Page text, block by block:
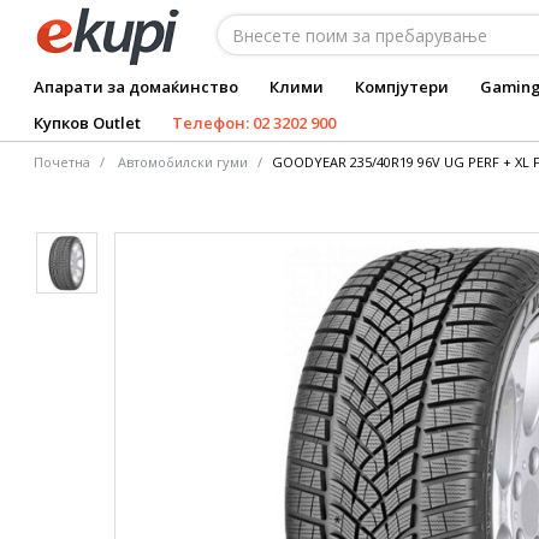
Апарати за домаќинство Клими Компјутери
Купков Outlet
Телефон: 02 3202 900
Почетна Автомобилски гуми GOODYEAR 235/40R19 96V UG PERF + XL